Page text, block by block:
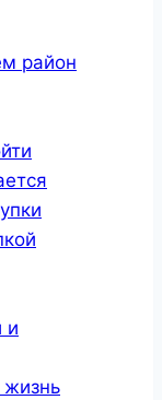
район
и
жизнь